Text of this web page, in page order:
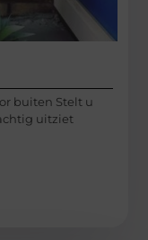
buiten Stelt u
uitziet